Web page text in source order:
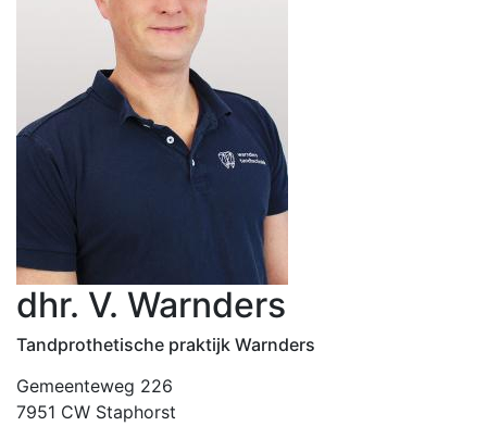
dhr. V. Warnders
Tandprothetische praktijk Warnders
Gemeenteweg 226
7951 CW Staphorst